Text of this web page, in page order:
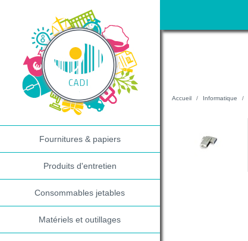
Fournitures & papiers
Produits d'entretien
Consommables jetables
Matériels et outillages
Accueil Informatique